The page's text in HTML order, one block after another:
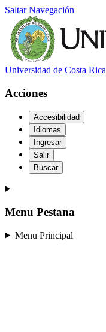
Saltar Navegación
Universidad de Costa Rica
Acciones
Accesibilidad
Idiomas
Ingresar
Salir
Buscar
Menu Pestana
Menu Principal